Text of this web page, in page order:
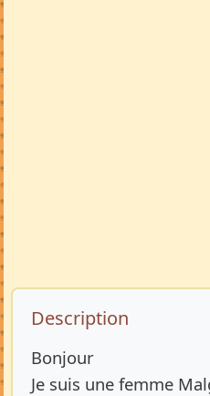
Description de
Description
Bonjour
Je suis une femme